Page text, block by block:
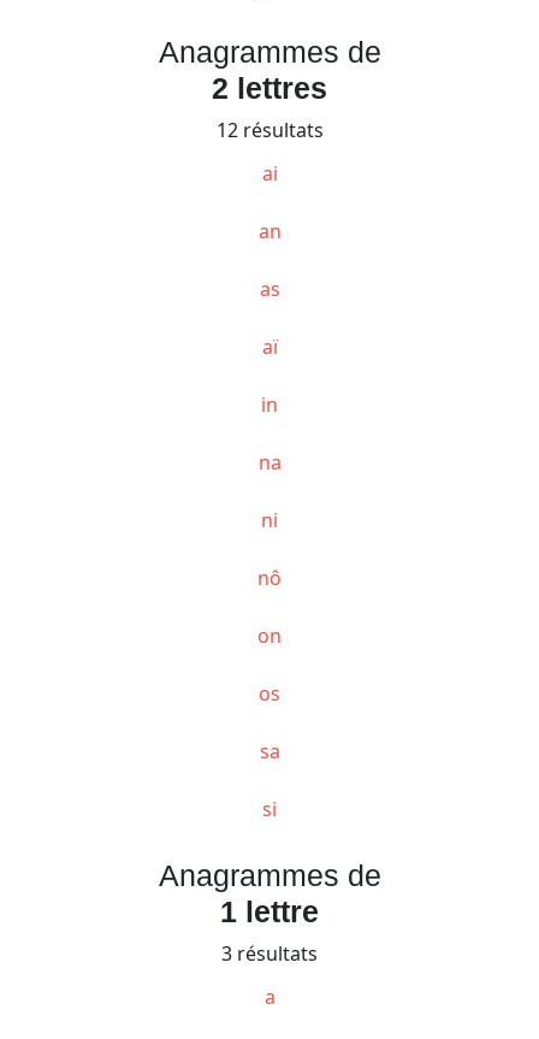
Anagrammes de
2 lettres
12 résultats
ai
an
as
aï
in
na
ni
nô
on
os
sa
si
Anagrammes de
1 lettre
3 résultats
a